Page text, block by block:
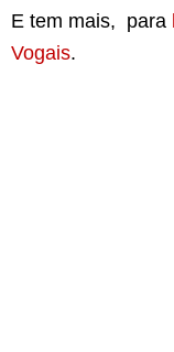
E tem mais, para
Vogais.